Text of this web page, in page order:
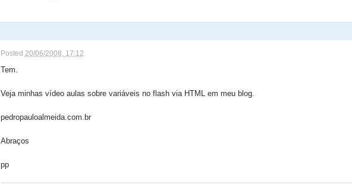
Posted 20/06/2008, 17:12
Tem.
Veja minhas vídeo aulas sobre variáveis no flash via HTML em meu blog.
pedropauloalmeida.com.br
Abraços
pp